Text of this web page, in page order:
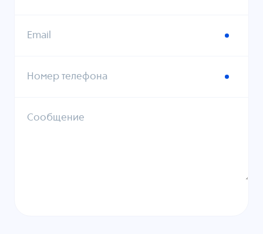
Email
Номер телефона
Сообщение